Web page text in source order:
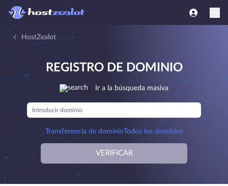
HostZealot
REGISTRO DE DOMINIO
Ir a la búsqueda masiva
Transferencia de dominioTodos los dominios
VERIFICAR